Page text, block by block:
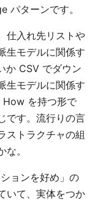
パターンです。
仕入れ先リストや
生モデルに関係す
か CSV でダウン
生モデルに関係す
を持つ形で
です。流行りの言
ストラクチャの組
。
ョンを好め」の
いて、実体をつか